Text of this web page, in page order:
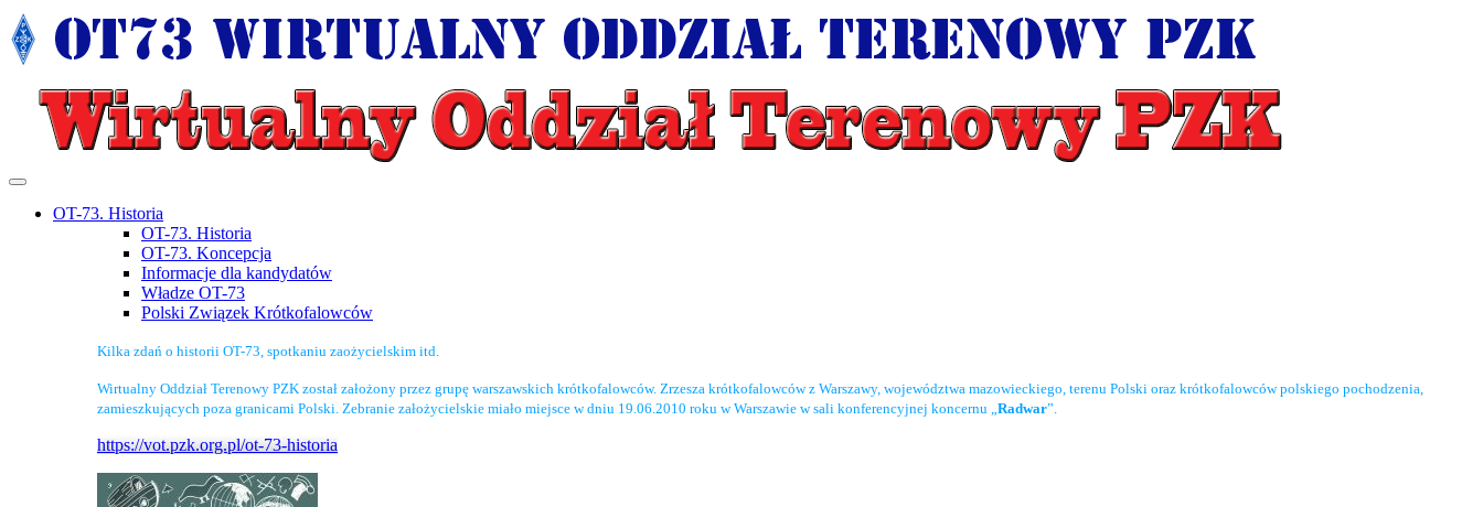
OT-73. Historia
OT-73. Historia
OT-73. Koncepcja
Informacje dla kandydatów
Władze OT-73
Polski Związek Krótkofalowców
Kilka zdań o historii OT-73, spotkaniu zaożycielskim itd.
Wirtualny Oddział Terenowy PZK został założony przez grupę warszawskich krótkofalowców. Zrzesza krótkofalowców z Warszawy, województwa mazowieckiego, terenu Polski oraz krótkofalowców polskiego pochodzenia,
zamieszkujących poza granicami Polski. Zebranie założycielskie miało miejsce w dniu 19.06.2010 roku w Warszawie w sali konferencyjnej koncernu „Radwar”.
https://vot.pzk.org.pl/ot-73-historia